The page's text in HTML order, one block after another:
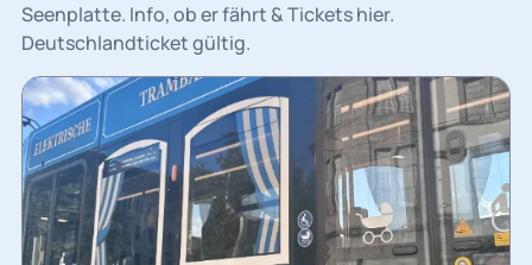
Seenplatte. Info, ob er fährt & Tickets hier.
Deutschlandticket gültig.